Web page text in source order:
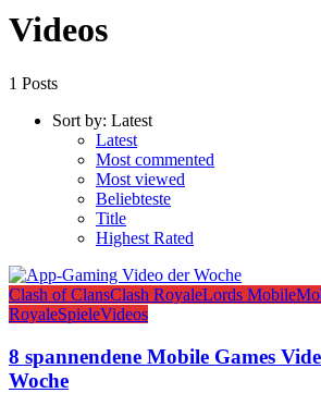
Videos
1 Posts
Sort by: Latest
Latest
Most commented
Most viewed
Beliebteste
Title
Highest Rated
Clash of ClansClash RoyaleLords Mobile
RoyaleSpieleVideos
8 spannendene Mobile Games
Woche